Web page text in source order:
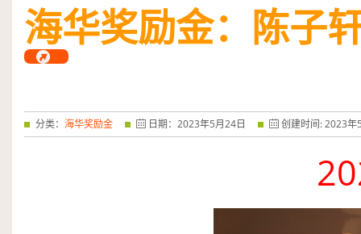
Facebook
TwitterWhatsApp
Share
海华奖励金：陈子
分类： 海华奖励金 日期： 2023年5月24日 创建时间:2023年